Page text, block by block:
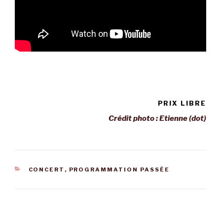
PRIX LIBRE
Crédit photo : Etienne (dot)
CATÉGORIES
CONCERT , PROGRAMMATION PASSÉE